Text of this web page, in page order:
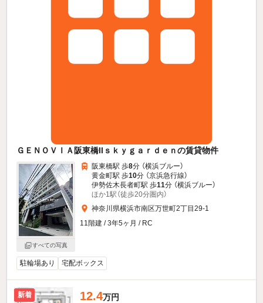
ＧＥＮＯＶＩＡ阪東橋IIｓｋｙｇａｒｄｅｎの賃貸物件
すべての写真
阪東橋駅 歩8分 （横浜ブルー）
黄金町駅 歩10分 （京浜急行線）
伊勢佐木長者町駅 歩11分 （横浜ブルー）
ほか1駅（徒歩20分圏内）
神奈川県横浜市南区万世町2丁目29-1
11階建 / 3年5ヶ月 / RC
駐輪場あり 宅配ボックス
新着 12.4万円